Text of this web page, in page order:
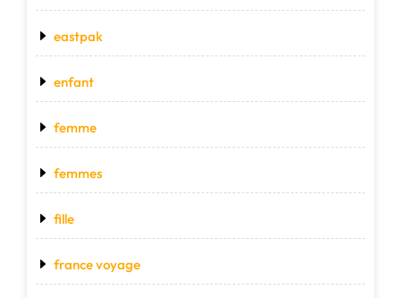
eastpak
enfant
femme
femmes
fille
france voyage